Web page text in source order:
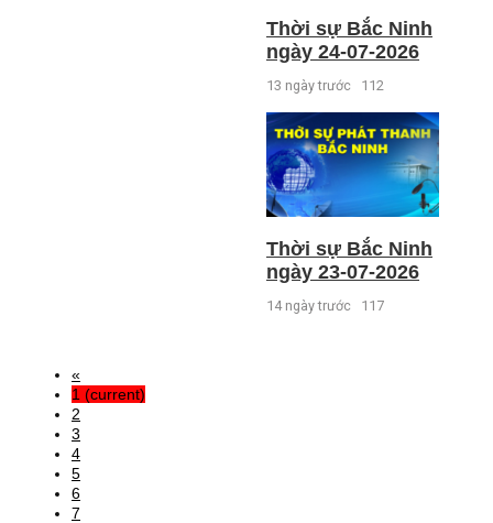
Thời sự Bắc Ninh
ngày 24-07-2026
13 ngày trước 112
Thời sự Bắc Ninh
ngày 23-07-2026
14 ngày trước 117
«
1 (current)
2
3
4
5
6
7